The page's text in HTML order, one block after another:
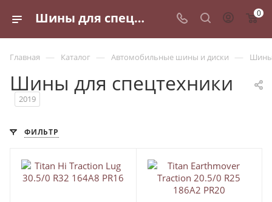
Шины для спецтехники - купить по выгодным ценам в Санкт-Петербурге 0
Главная — Каталог — Автомобильные шины и диски — Шины
Шины для спецтехники
2019
ФИЛЬТР